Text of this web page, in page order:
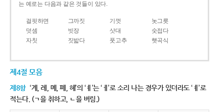
는 예로는 다음과 같은 것들이 있다.
걸핏하면 그까짓 기껏
놋그릇
덧셈
빗장 삿대
숫접다
자칫
짓밟다 풋고추 햇곡식
제4절 모음
제8항 ‘계, 례, 몌, 폐, 혜’의 ‘ㅖ’는 ‘ㅔ’로 소리 나는 경우가 있더라도 ‘ㅖ’로
적는다. (ㄱ을 취하고, ㄴ을 버림.)